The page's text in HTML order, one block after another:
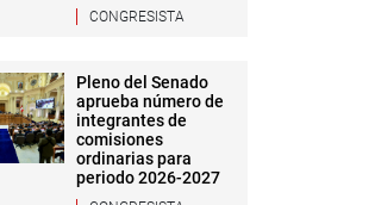
CONGRESISTA
Pleno del Senado
aprueba número de
integrantes de
comisiones
ordinarias para
periodo 2026-2027